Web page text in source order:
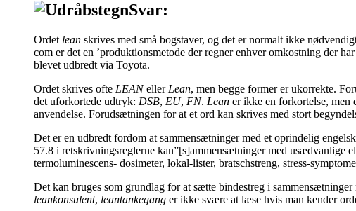
Svar:
Ordet lean skrives med små bogstaver, og det er normalt ikke
com er det en ’produktionsmetode der regner enhver omkostning der
blevet udbredt via Toyota.
Ordet skrives ofte LEANeller Lean, men begge former er ukorrekte.
det uforkortede udtryk: DSB, EU, FN. Lean er ikke en forkortelse, men
anvendelse. Forudsætningen for at et ord kan skrives med stort
Det er en udbredt fordom at sammensætninger med et oprindelig
57.8 i retskrivningsreglerne kan”[s]ammensætninger med
termoluminescens- dosimeter, lokal-lister, bratschstreng, stress-
Det kan bruges som grundlag for at sætte bindestreg i
leankonsulent, leantankegang er ikke svære at læse hvis man kender